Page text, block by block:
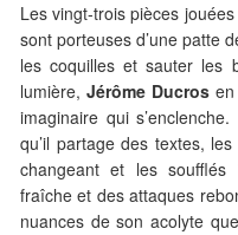
Les vingt-trois pièces
sont porteuses d’une patte
les coquilles et sauter les
lumière, Jérôme Ducros
imaginaire qui
qu’il partage des textes,
changeant et les soufflés
fraîche et des attaques
nuances de son acolyte